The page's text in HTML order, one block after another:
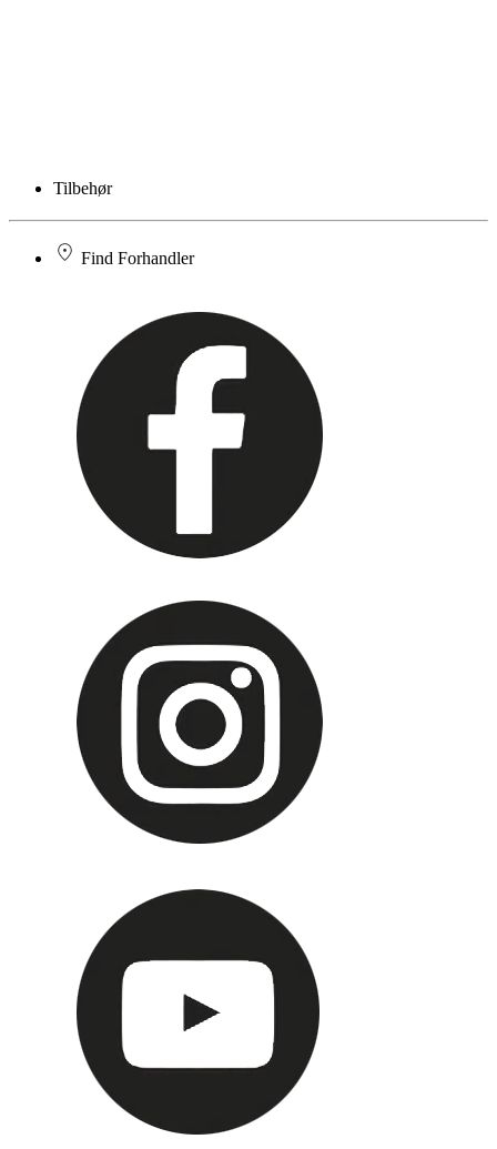
Tilbehør
Find Forhandler